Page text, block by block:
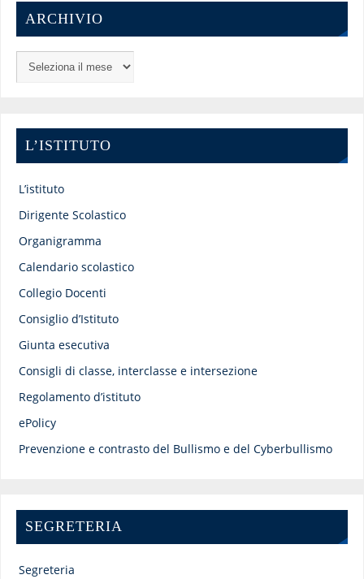
ARCHIVIO
L’ISTITUTO
L’istituto
Dirigente Scolastico
Organigramma
Calendario scolastico
Collegio Docenti
Consiglio d’Istituto
Giunta esecutiva
Consigli di classe, interclasse e intersezione
Regolamento d’istituto
ePolicy
Prevenzione e contrasto del Bullismo e del Cyberbullismo
SEGRETERIA
Segreteria